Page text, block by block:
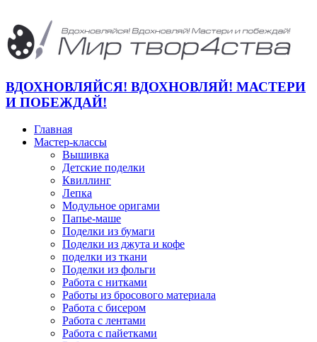
ВДОХНОВЛЯЙСЯ! ВДОХНОВЛЯЙ! МАСТЕРИ
И ПОБЕЖДАЙ!
Главная
Мастер-классы
Вышивка
Детские поделки
Квиллинг
Лепка
Модульное оригами
Папье-маше
Поделки из бумаги
Поделки из джута и кофе
поделки из ткани
Поделки из фольги
Работа с нитками
Работы из бросового материала
Работа с бисером
Работа с лентами
Работа с пайетками